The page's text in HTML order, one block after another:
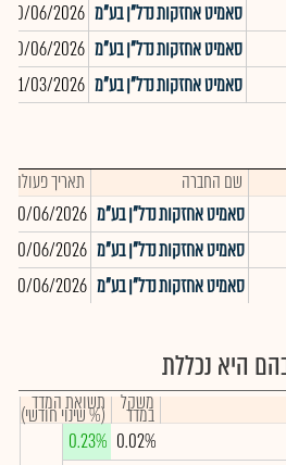
סאמיט אחזקות נדל"ן בע"מ 30/06/2026
סאמיט אחזקות נדל"ן בע"מ 30/06/2026
סאמיט אחזקות נדל"ן בע"מ 31/03/2026
שם החברה
תאריך פעולה
סאמיט אחזקות נדל"ן בע"מ 30/06/2026
סאמיט אחזקות נדל"ן בע"מ 30/06/2026
סאמיט אחזקות נדל"ן בע"מ 30/06/2026
היא נכללת
משקל
במדד תשואת המדד
(% שינוי חודשי)
0.02%
0.23%